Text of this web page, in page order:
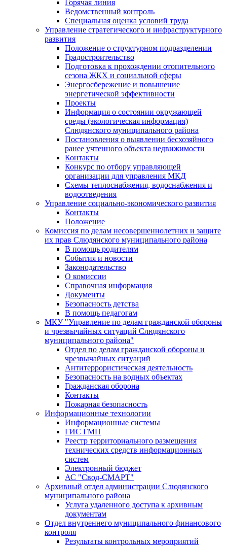
Горячая линия
Ведомственный контроль
Специальная оценка условий труда
Управление стратегического и инфраструктурного
развития
Положение о структурном подразделении
Градостроительство
Подготовка к прохождении отопительного
сезона ЖКХ и социальной сферы
Энергосбережение и повышение
энергетической эффективности
Проекты
Информация о состоянии окружающей
среды (экологическая информация)
Слюдянского муниципального района
Постановления о выявлении бесхозяйного
ранее учтенного объекта недвижимости
Контакты
Конкурс по отбору управляющей
организации для управления МКД
Схемы теплоснабжения, водоснабжения и
водоотведения
Управление социально-экономического развития
Контакты
Положение
Комиссия по делам несовершеннолетних и защите
их прав Слюдянского муниципального района
В помощь родителям
События и новости
Законодательство
О комиссии
Справочная информация
Документы
Безопасность детства
В помощь педагогам
МКУ "Управление по делам гражданской обороны
и чрезвычайных ситуаций Слюдянского
муниципального района"
Отдел по делам гражданской обороны и
чрезвычайных ситуаций
Антитеррористическая деятельность
Безопасность на водных объектах
Гражданская оборона
Контакты
Пожарная безопасность
Информационные технологии
Информационные системы
ГИС ГМП
Реестр территориального размещения
технических средств информационных
систем
Электронный бюджет
АС "Свод-СМАРТ"
Архивный отдел администрации Слюдянского
муниципального района
Услуга удаленного доступа к архивным
документам
Отдел внутреннего муниципального финансового
контроля
Результаты контрольных мероприятий